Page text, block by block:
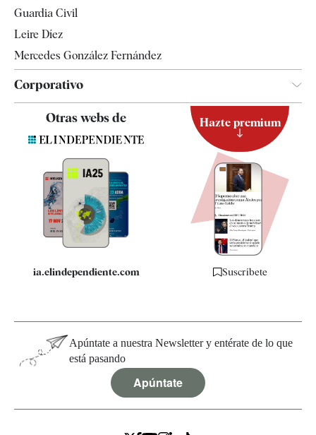
Guardia Civil
Leire Díez
Mercedes González Fernández
Corporativo
Contacto
Quiénes somos
Especificaciones
Otras webs de
ia.elindependiente.com
Hazte premium
Suscríbete
Apúntate a nuestra Newsletter y entérate de lo que
está pasando
Apúntate